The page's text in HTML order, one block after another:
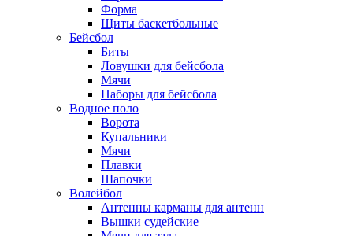
Форма
Щиты баскетбольные
Бейсбол
Биты
Ловушки для бейсбола
Мячи
Наборы для бейсбола
Водное поло
Ворота
Купальники
Мячи
Плавки
Шапочки
Волейбол
Антенны карманы для антенн
Вышки судейские